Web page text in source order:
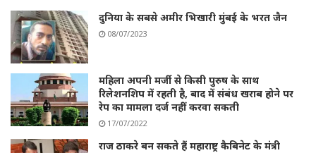
दुनिया के सबसे अमीर भिखारी मुंबई के भरत जैन
08/07/2023
महिला अपनी मर्जी से किसी पुरुष के साथ
रिलेशनशिप में रहती है, बाद में संबंध खराब होने पर
रेप का मामला दर्ज नहीं करवा सकती
17/07/2022
राज ठाकरे बन सकते हैं महाराष्ट्र कैबिनेट के मंत्री